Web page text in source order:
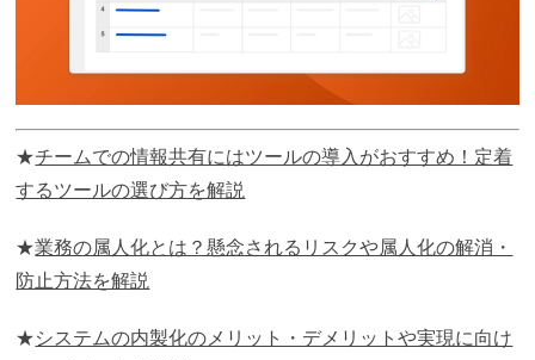
★チームでの情報共有にはツールの導入がおすすめ！定着
するツールの選び方を解説
★業務の属人化とは？懸念されるリスクや属人化の解消・
防止方法を解説
★システムの内製化のメリット・デメリットや実現に向け